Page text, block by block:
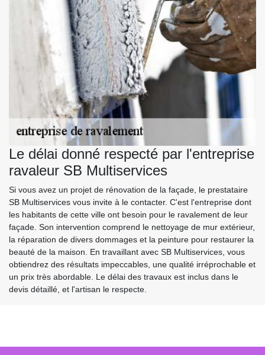
Le délai donné respecté par l'entreprise
ravaleur SB Multiservices
Si vous avez un projet de rénovation de la façade, le prestataire
SB Multiservices vous invite à le contacter. C'est l'entreprise dont
les habitants de cette ville ont besoin pour le ravalement de leur
façade. Son intervention comprend le nettoyage de mur extérieur,
la réparation de divers dommages et la peinture pour restaurer la
beauté de la maison. En travaillant avec SB Multiservices, vous
obtiendrez des résultats impeccables, une qualité irréprochable et
un prix très abordable. Le délai des travaux est inclus dans le
devis détaillé, et l'artisan le respecte.